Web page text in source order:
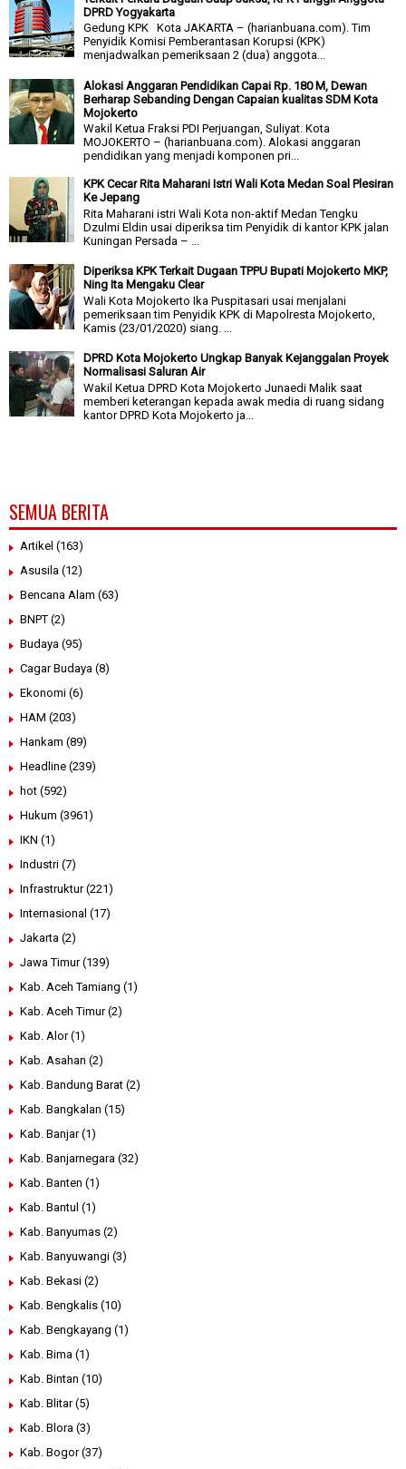
DPRD Yogyakarta
Gedung KPK Kota JAKARTA – (harianbuana.com). Tim
Penyidik Komisi Pemberantasan Korupsi (KPK)
menjadwalkan pemeriksaan 2 (dua) anggota...
Alokasi Anggaran Pendidikan Capai Rp. 180 M, Dewan
Berharap Sebanding Dengan Capaian kualitas SDM Kota
Mojokerto
Wakil Ketua Fraksi PDI Perjuangan, Suliyat. Kota
MOJOKERTO – (harianbuana.com). Alokasi anggaran
pendidikan yang menjadi komponen pri...
KPK Cecar Rita Maharani Istri Wali Kota Medan Soal Plesiran
Ke Jepang
Rita Maharani istri Wali Kota non-aktif Medan Tengku
Dzulmi Eldin usai diperiksa tim Penyidik di kantor KPK jalan
Kuningan Persada – ...
Diperiksa KPK Terkait Dugaan TPPU Bupati Mojokerto MKP,
Ning Ita Mengaku Clear
Wali Kota Mojokerto Ika Puspitasari usai menjalani
pemeriksaan tim Penyidik KPK di Mapolresta Mojokerto,
Kamis (23/01/2020) siang. ...
DPRD Kota Mojokerto Ungkap Banyak Kejanggalan Proyek
Normalisasi Saluran Air
Wakil Ketua DPRD Kota Mojokerto Junaedi Malik saat
memberi keterangan kepada awak media di ruang sidang
kantor DPRD Kota Mojokerto ja...
SEMUA BERITA
Artikel (163)
Asusila (12)
Bencana Alam (63)
BNPT (2)
Budaya (95)
Cagar Budaya (8)
Ekonomi (6)
HAM (203)
Hankam (89)
Headline (239)
hot (592)
Hukum (3961)
IKN (1)
Industri (7)
Infrastruktur (221)
Internasional (17)
Jakarta (2)
Jawa Timur (139)
Kab. Aceh Tamiang (1)
Kab. Aceh Timur (2)
Kab. Alor (1)
Kab. Asahan (2)
Kab. Bandung Barat (2)
Kab. Bangkalan (15)
Kab. Banjar (1)
Kab. Banjarnegara (32)
Kab. Banten (1)
Kab. Bantul (1)
Kab. Banyumas (2)
Kab. Banyuwangi (3)
Kab. Bekasi (2)
Kab. Bengkalis (10)
Kab. Bengkayang (1)
Kab. Bima (1)
Kab. Bintan (10)
Kab. Blitar (5)
Kab. Blora (3)
Kab. Bogor (37)